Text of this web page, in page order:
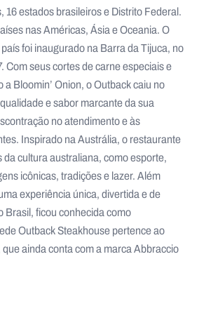
16 estados brasileiros e Distrito Federal.
nas Américas, Ásia e Oceania. O
foi inaugurado na Barra da Tijuca, no
Com seus cortes de carne especiais e
Bloomin’ Onion, o Outback caiu no
e sabor marcante da sua
no atendimento e às
Inspirado na Austrália, o restaurante
cultura australiana, como esporte,
icônicas, tradições e lazer. Além
experiência única, divertida e de
Brasil, ficou conhecida como
Outback Steakhouse pertence ao
ainda conta com a marca Abbraccio